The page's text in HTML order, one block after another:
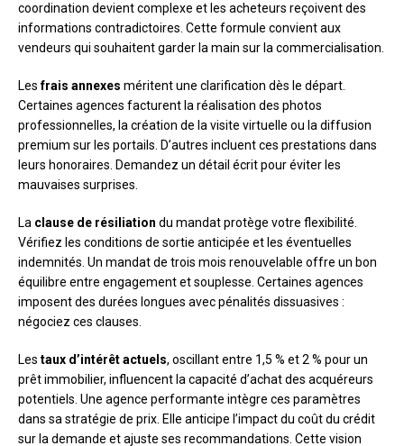
coordination devient complexe et les acheteurs reçoivent des
informations contradictoires. Cette formule convient aux
vendeurs qui souhaitent garder la main sur la commercialisation.
Lesfrais annexes méritent une clarification dès le départ.
Certaines agences facturent la réalisation des photos
professionnelles, la création de la visite virtuelle ou la diffusion
premium sur les portails. D’autres incluent ces prestations dans
leurs honoraires. Demandez un détail écrit pour éviter les
mauvaises surprises.
La clause de résiliation du mandat protège votre flexibilité.
Vérifiez les conditions de sortie anticipée et les éventuelles
indemnités. Un mandat de trois mois renouvelable offre un bon
équilibre entre engagement et souplesse. Certaines agences
imposent des durées longues avec pénalités dissuasives :
négociez ces clauses.
Les taux d’intérêt actuels, oscillant entre 1,5 % et 2 % pour un
prêt immobilier, influencent la capacité d’achat des acquéreurs
potentiels. Une agence performante intègre ces paramètres
dans sa stratégie de prix. Elle anticipe l’impact du coût du crédit
sur la demande et ajuste ses recommandations. Cette vision